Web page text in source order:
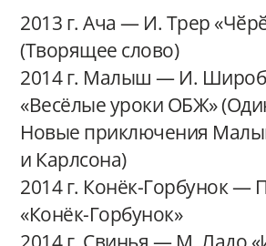
2013 г. Ача — И. Трер
(Творящее слово)
2014 г. Малыш — И.
«Весёлые уроки ОБЖ»
Новые приключения
и Карлсона)
2014 г. Конёк-Горбунок —
«Конёк-Горбунок»